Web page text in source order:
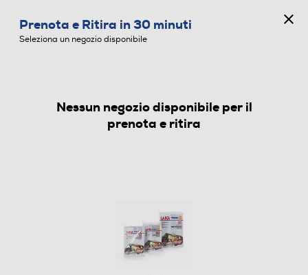
ACCESSORI CUCINA
Prenota e Ritira in 30 minuti
Seleziona un negozio disponibile
Nessun negozio disponibile per il
prenota e ritira